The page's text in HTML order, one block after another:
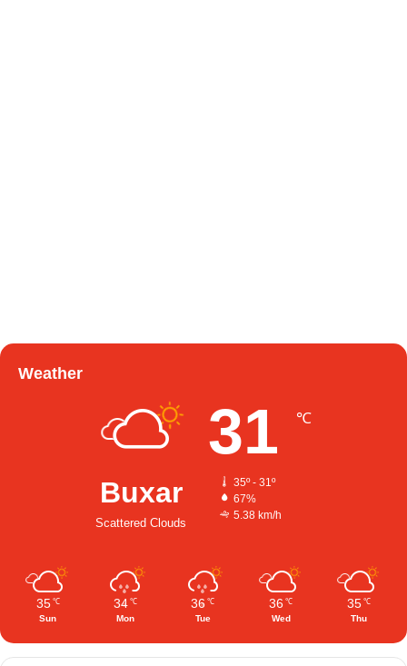
Weather
Buxar
Scattered Clouds
31 ℃
35º - 31º
67%
5.38 km/h
35 ℃
Sun
34 ℃
Mon
36 ℃
Tue
36 ℃
Wed
35 ℃
Thu